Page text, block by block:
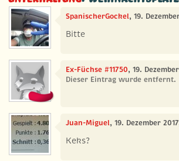
SpanischerGockel, 19.
Bitte
Ex-Füchse #11750, 19.
Dieser Eintrag wurde entfernt.
Juan-Miguel, 19. Dezember
Keks?